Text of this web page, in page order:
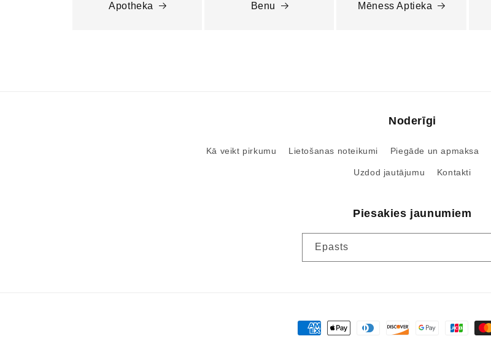
Apotheka Benu Mēness Aptieka
Noderīgi
Kā veikt pirkumu Lietošanas noteikumi Piegāde un apmaksa
Uzdod jautājumu Kontakti
Piesakies jaunumiem
Epasts
Maksājumu